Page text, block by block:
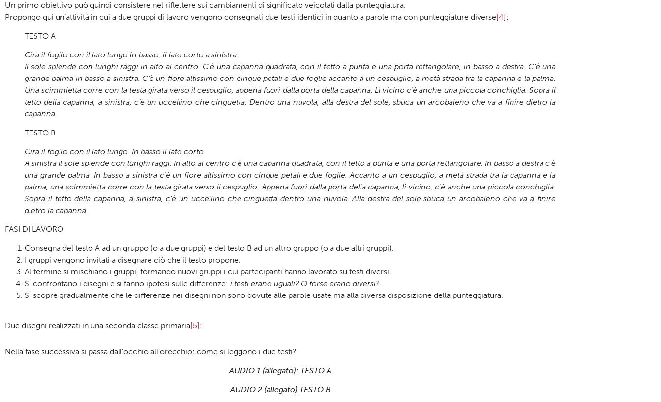
Un primo obiettivo può quindi consistere nel riflettere sui cambiamenti di significato veicolati dalla punteggiatura.
Propongo qui un’attività in cui a due gruppi di lavoro vengono consegnati due testi identici in quanto a parole ma con punteggiature diverse[4] :
TESTO A
Gira il foglio con il lato lungo in basso, il lato corto a sinistra.
Il sole splende con lunghi raggi in alto al centro. C’è una capanna quadrata, con il tetto a punta e una porta rettangolare, in basso a destra. C’è una
grande palma in basso a sinistra. C’è un fiore altissimo con cinque petali e due foglie accanto a un cespuglio, a metà strada tra la capanna e la palma.
Una scimmietta corre con la testa girata verso il cespuglio, appena fuori dalla porta della capanna. Lì vicino c’è anche una piccola conchiglia. Sopra il
tetto della capanna, a sinistra, c’è un uccellino che cinguetta. Dentro una nuvola, alla destra del sole, sbuca un arcobaleno che va a finire dietro la
capanna.
TESTO B
Gira il foglio con il lato lungo. In basso il lato corto.
A sinistra il sole splende con lunghi raggi. In alto al centro c’è una capanna quadrata, con il tetto a punta e una porta rettangolare. In basso a destra c’è
una grande palma. In basso a sinistra c’è un fiore altissimo con cinque petali e due foglie. Accanto a un cespuglio, a metà strada tra la capanna e la
palma, una scimmietta corre con la testa girata verso il cespuglio. Appena fuori dalla porta della capanna, lì vicino, c’è anche una piccola conchiglia.
Sopra il tetto della capanna, a sinistra, c’è un uccellino che cinguetta dentro una nuvola. Alla destra del sole sbuca un arcobaleno che va a finire
dietro la capanna.
FASI DI LAVORO
Consegna del testo A ad un gruppo (o a due gruppi) e del testo B ad un altro gruppo (o a due altri gruppi).
I gruppi vengono invitati a disegnare ciò che il testo propone.
Al termine si mischiano i gruppi, formando nuovi gruppi i cui partecipanti hanno lavorato su testi diversi.
Si confrontano i disegni e si fanno ipotesi sulle differenze: i testi erano uguali? O forse erano diversi?
Si scopre gradualmente che le differenze nei disegni non sono dovute alle parole usate ma alla diversa disposizione della punteggiatura.
Due disegni realizzati in una seconda classe primaria[5]:
Nella fase successiva si passa dall’occhio all’orecchio: come si leggono i due testi?
AUDIO 1 (allegato): TESTO A
AUDIO 2 (allegato) TESTO B